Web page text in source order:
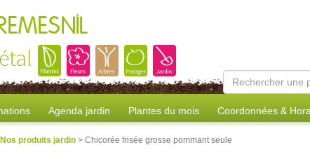
Agenda jardin Plantes du mois Coordonnées &
Nos produits jardin > Chicorée frisée grosse pommant seule